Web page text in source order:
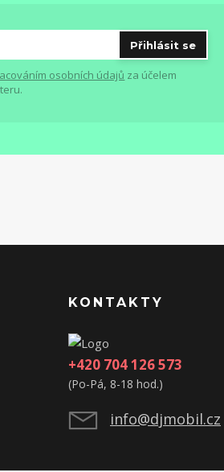
Přihlásit se
osobních údajů za účelem
KONTAKTY
+420 704 126 573
(Po-Pá, 8-18 hod.)
info@djmobil.cz